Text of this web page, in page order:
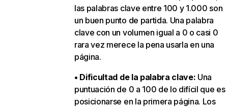
las palabras clave entre 100 y 1.000 son
un buen punto de partida. Una palabra
clave con un volumen igual a 0 o casi 0
rara vez merece la pena usarla en una
página.
• Dificultad de la palabra clave: Una
puntuación de 0 a 100 de lo difícil que es
posicionarse en la primera página. Los